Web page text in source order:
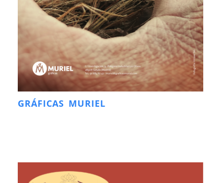
GRÁFICAS MURIEL